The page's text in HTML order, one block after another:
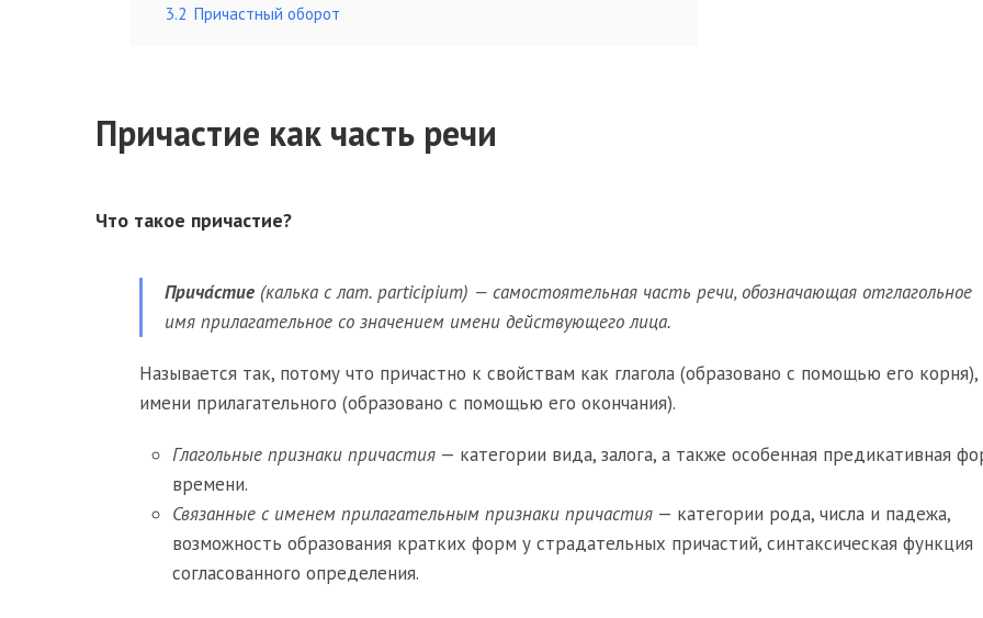
3.2 Причастный оборот
Причастие как часть речи
Что такое причастие?
Прича́стие (калька с лат. participium) — самостоятельная часть речи, обозначающая отглагольное
имя прилагательное со значением имени действующего лица.
Называется так, потому что причастно к свойствам как глагола (образовано с помощью его корня),
имени прилагательного (образовано с помощью его окончания).
Глагольные признаки причастия — категории вида, залога, а также особенная предикативная
времени.
Связанные с именем прилагательным признаки причастия — категории рода, числа и падежа,
возможность образования кратких форм у страдательных причастий, синтаксическая функция
согласованного определения.